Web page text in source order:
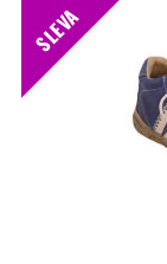
SLEVA